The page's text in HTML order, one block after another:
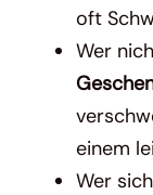
oft
Wer
einem
Wer